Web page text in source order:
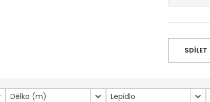
SDÍLET
Délka (m) Lepidlo